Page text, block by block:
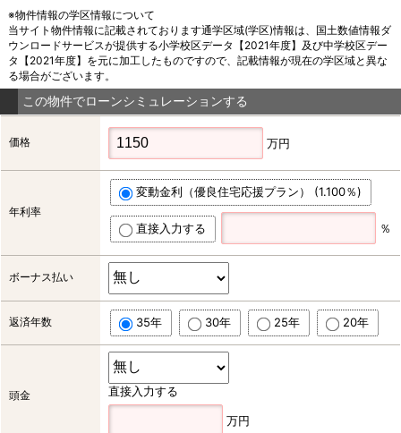
※物件情報の学区情報について
当サイト物件情報に記載されております通学区域(学区)情報は、国土数値情報ダ
ウンロードサービスが提供する小学校区データ【2021年度】及び中学校区デー
タ【2021年度】を元に加工したものですので、記載情報が現在の学区域と異な
る場合がございます。
この物件でローンシミュレーションする
価格 万円
年利率
変動金利（優良住宅応援プラン） (1.100％)
直接入力する ％
ボーナス払い
返済年数 35年 30年 25年 20年
頭金 直接入力する
万円